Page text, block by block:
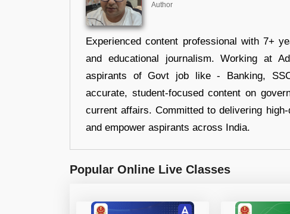
Author
Experienced content professional with 7+
and educational journalism. Working at
aspirants of Govt job like - Banking,
accurate, student-focused content on
current affairs. Committed to delivering
and empower aspirants across India.
Popular Online Live Classes